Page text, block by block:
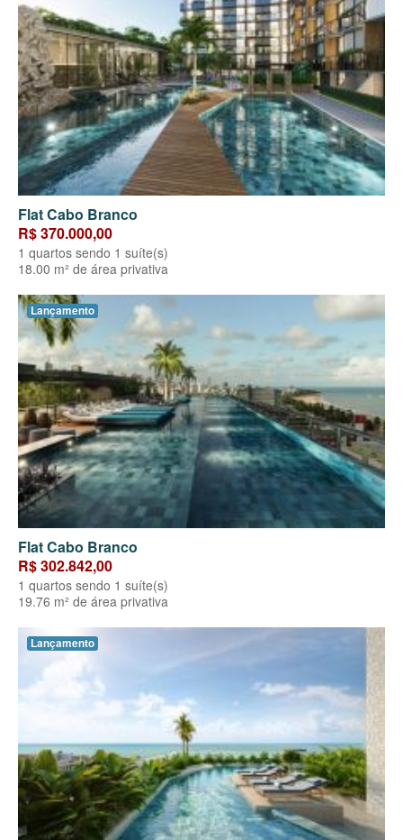
Flat Cabo Branco
R$ 370.000,00
1 quartos sendo 1 suíte(s)
18.00 m² de área privativa
Lançamento
Flat Cabo Branco
R$ 302.842,00
1 quartos sendo 1 suíte(s)
19.76 m² de área privativa
Lançamento